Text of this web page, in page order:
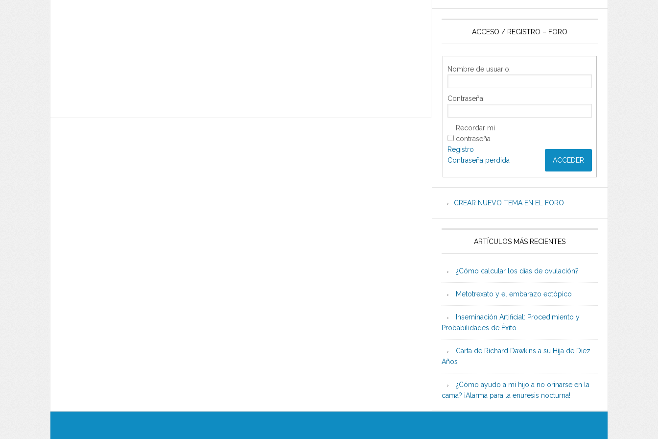
ACCESO / REGISTRO – FORO
Nombre de usuario:
Contraseña:
Recordar mi
contraseña
ACCEDER
Registro
Contraseña perdida
CREAR NUEVO TEMA EN EL FORO
ARTÍCULOS MÁS RECIENTES
¿Cómo calcular los días de ovulación?
Metotrexato y el embarazo ectópico
Inseminación Artificial: Procedimiento y
Probabilidades de Éxito
Carta de Richard Dawkins a su Hija de Diez
Años
¿Cómo ayudo a mi hijo a no orinarse en la
cama? ¡Alarma para la enuresis nocturna!